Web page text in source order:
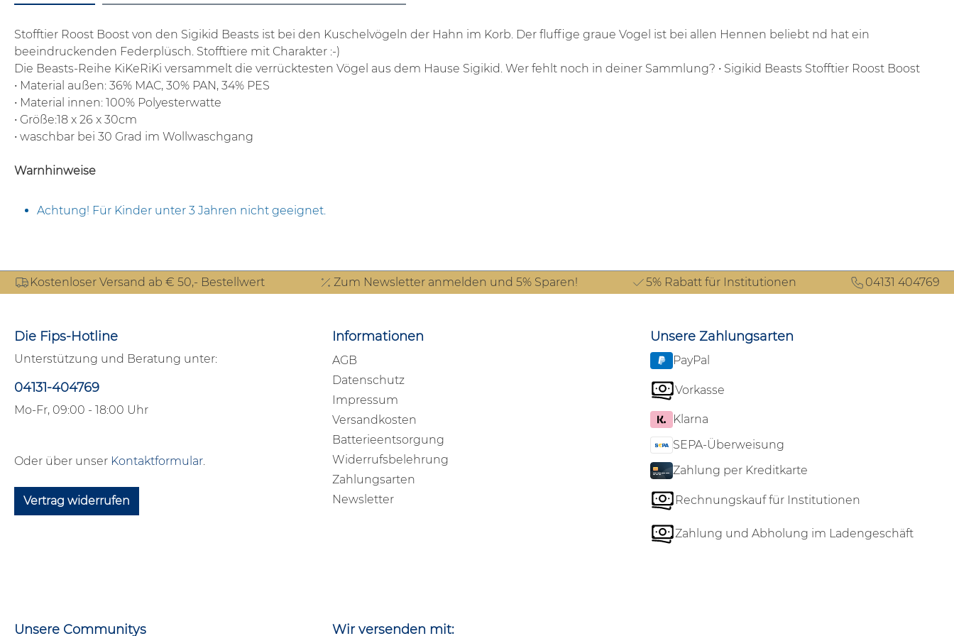
Stofftier Roost Boost von den Sigikid Beasts ist bei den Kuschelvögeln der Hahn im Korb. Der fluffige graue Vogel ist bei allen Hennen beliebt nd hat ein
beeindruckenden Federplüsch. Stofftiere mit Charakter :-)
Die Beasts-Reihe KiKeRiKi versammelt die verrücktesten Vögel aus dem Hause Sigikid. Wer fehlt noch in deiner Sammlung? • Sigikid Beasts Stofftier Roost Boost
• Material außen: 36% MAC, 30% PAN, 34% PES
• Material innen: 100% Polyesterwatte
• Größe:18 x 26 x 30cm
• waschbar bei 30 Grad im Wollwaschgang
Warnhinweise
Achtung! Für Kinder unter 3 Jahren nicht geeignet.
Kostenloser Versand ab € 50,- Bestellwert Zum Newsletter anmelden und 5% Sparen! 5% Rabatt für Institutionen 04131 404769
Die Fips-Hotline
Unterstützung und Beratung unter:
04131-404769
Mo-Fr, 09:00 - 18:00 Uhr
Oder über unser Kontaktformular.
Vertrag widerrufen
Informationen
AGB
Datenschutz
Impressum
Versandkosten
Batterieentsorgung
Widerrufsbelehrung
Zahlungsarten
Newsletter
Unsere Zahlungsarten
PayPal
Vorkasse
Klarna
SEPA-Überweisung
Zahlung per Kreditkarte
Rechnungskauf für Institutionen
Zahlung und Abholung im Ladengeschäft
Unsere Communitys Wir versenden mit: